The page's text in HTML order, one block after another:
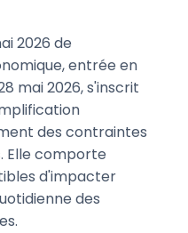
2026 de
entrée en
mai 2026, s'inscrit
des contraintes
Elle comporte
d'impacter
des